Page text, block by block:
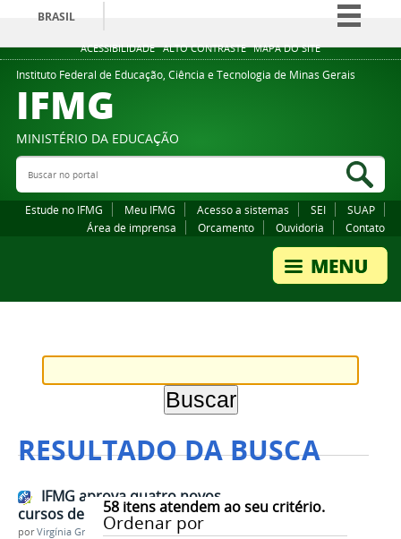
ACESSIBILIDADE ALTO CONTRASTE MAPA DO SITE
BRASIL
Simplifique!
Comunica BR
Legislação
Instituto Federal de Educação, Ciência e Tecnologia de Minas Gerais
IFMG
MINISTÉRIO DA EDUCAÇÃO
Buscar no portal
Estude no IFMG Meu IFMG Acesso a sistemas SEI
SUAP
Área de imprensa
Orcamento Ouvidoria Contato
RESULTADO DA BUSCA
58itens atendem ao seu critério.
Ordenar por
IFMG aprova quatro novos
cursos de pós-graduação
porVirgínia Graziela Fonseca Barbosa